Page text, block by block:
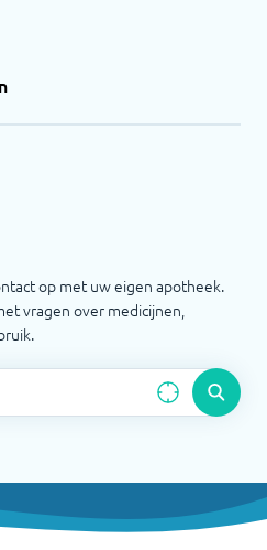
op met uw eigen apotheek.
vragen over medicijnen,